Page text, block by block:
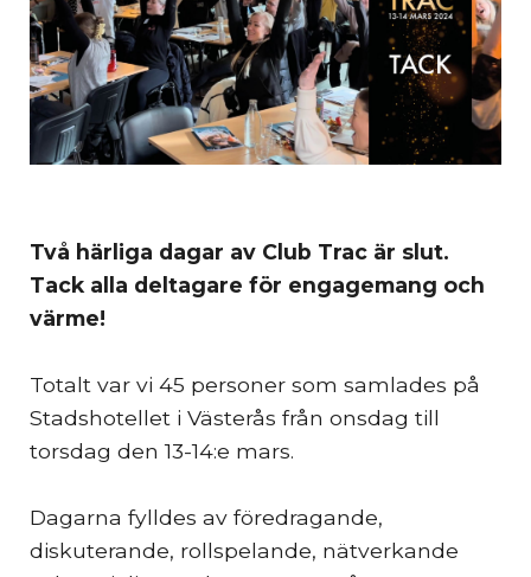
Två härliga dagar av Club Trac är slut.
Tack alla deltagare för engagemang och
värme!
Totalt var vi 45 personer som samlades på
Stadshotellet i Västerås från onsdag till
torsdag den 13-14:e mars.
Dagarna fylldes av föredragande,
diskuterande, rollspelande, nätverkande